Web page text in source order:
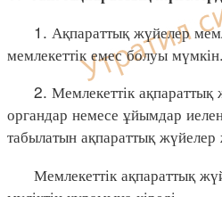
1. Ақпараттық жүйелер
мемлекеттік емес болуы мүмкін.
2. Мемлекеттік ақпараттық
органдар немесе ұйымдар
табылатын ақпараттық
Мемлекеттік ақпараттық